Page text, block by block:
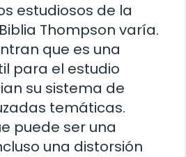
estudiosos de la
Thompson varía.
que es una
para el estudio
su sistema de
temáticas.
puede ser una
una distorsión